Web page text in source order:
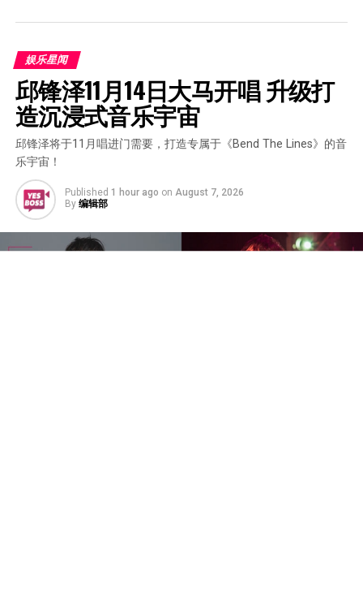
娱乐星闻
邱锋泽11月14日大马开唱 升级打
造沉浸式音乐宇宙
邱锋泽将于11月唱进门需要，打造专属于《Bend The Lines》的音
乐宇宙！
Published 1 hour ago on August 7, 2026
By 编辑部